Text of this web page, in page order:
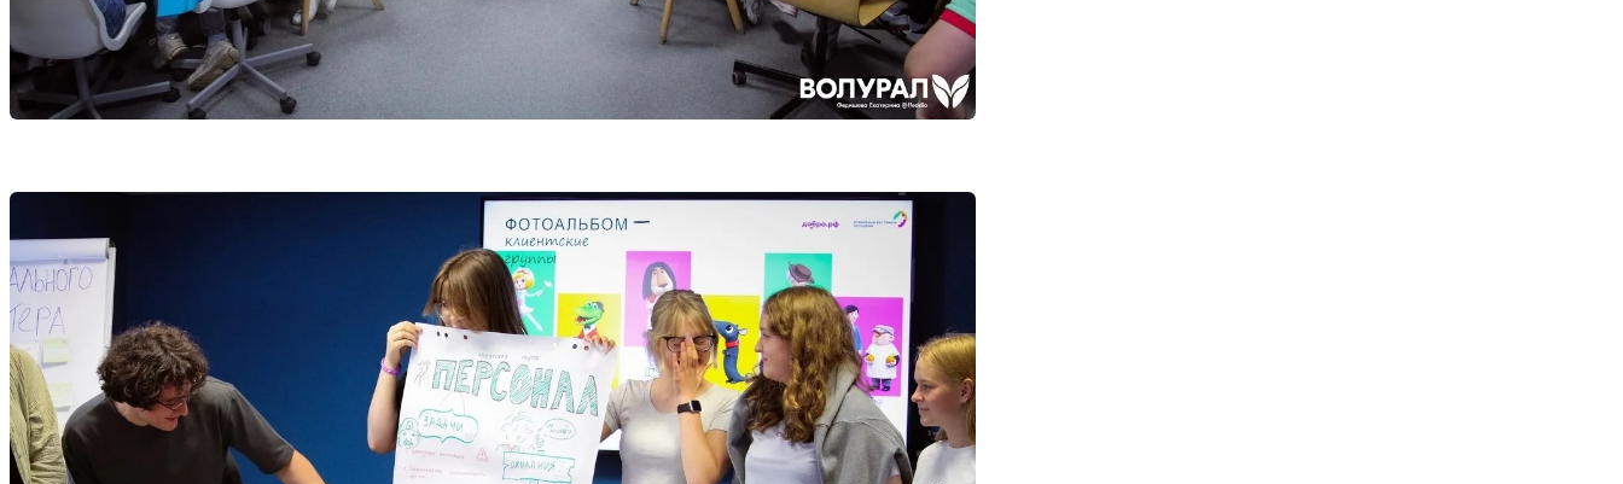
Избранное
Сохраняйте интересные объявления, чтобы быстро вернуться к ним позже.
Перейти в избранное